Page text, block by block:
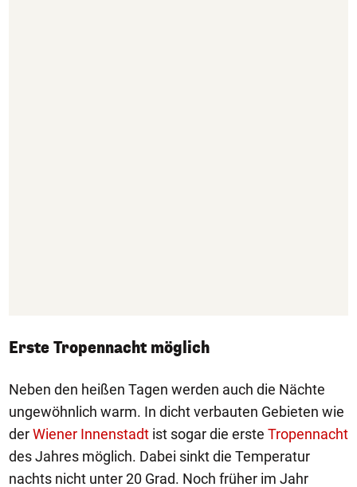
Erste Tropennacht möglich
Neben den heißen Tagen werden auch die Nächte
ungewöhnlich warm. In dicht verbauten Gebieten wie
derWiener Innenstadt ist sogar die erste Tropennacht
des Jahres möglich. Dabei sinkt die Temperatur
nachts nicht unter 20 Grad. Noch früher im Jahr